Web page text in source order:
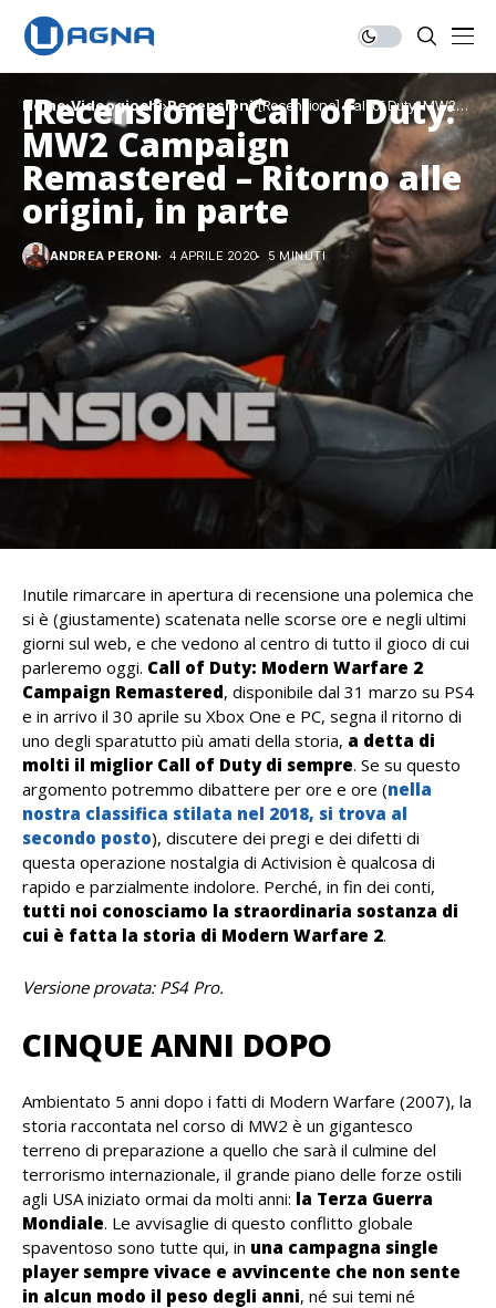
Home Videogiochi Recensioni [Recensione] Call of Duty: MW2
Campaign Remastered – Ritorno alle
origini, in parte
[Recensione] Call of Duty:
MW2 Campaign
Remastered – Ritorno alle
origini, in parte
ANDREA PERONI 4 APRILE 2020 5 MINUTI
Inutile rimarcare in apertura di recensione una polemica che
si è (giustamente) scatenata nelle scorse ore e negli ultimi
giorni sul web, e che vedono al centro di tutto il gioco di cui
parleremo oggi. Call of Duty: Modern Warfare 2
Campaign Remastered, disponibile dal 31 marzo su PS4
e in arrivo il 30 aprile su Xbox One e PC, segna il ritorno di
uno degli sparatutto più amati della storia, a detta di
molti il miglior Call of Duty di sempre. Se su questo
argomento potremmo dibattere per ore e ore (nella
nostra classifica stilata nel 2018, si trova al
secondo posto), discutere dei pregi e dei difetti di
questa operazione nostalgia di Activision è qualcosa di
rapido e parzialmente indolore. Perché, in fin dei conti,
tutti noi conosciamo la straordinaria sostanza di
cui è fatta la storia di Modern Warfare 2.
Versione provata: PS4 Pro.
CINQUE ANNI DOPO
Ambientato 5 anni dopo i fatti di Modern Warfare (2007), la
storia raccontata nel corso di MW2 è un gigantesco
terreno di preparazione a quello che sarà il culmine del
terrorismo internazionale, il grande piano delle forze ostili
agli USA iniziato ormai da molti anni: la Terza Guerra
Mondiale. Le avvisaglie di questo conflitto globale
spaventoso sono tutte qui, in una campagna single
player sempre vivace e avvincente che non sente
in alcun modo il peso degli anni, né sui temi né